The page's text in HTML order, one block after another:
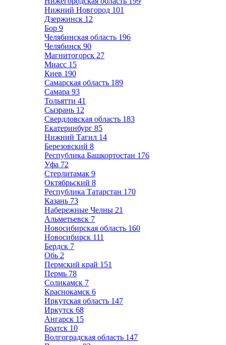
Нижний Новгород 101
Дзержинск 12
Бор 9
Челябинская область 196
Челябинск 90
Магнитогорск 27
Миасс 15
Киев 190
Самарская область 189
Самара 93
Тольятти 41
Сызрань 12
Свердловская область 183
Екатеринбург 85
Нижний Тагил 14
Березовский 8
Республика Башкортостан 176
Уфа 72
Стерлитамак 9
Октябрьский 8
Республика Татарстан 170
Казань 73
Набережные Челны 21
Альметьевск 7
Новосибирская область 160
Новосибирск 111
Бердск 7
Обь 2
Пермский край 151
Пермь 78
Соликамск 7
Краснокамск 6
Иркутская область 147
Иркутск 68
Ангарск 15
Братск 10
Волгоградская область 147